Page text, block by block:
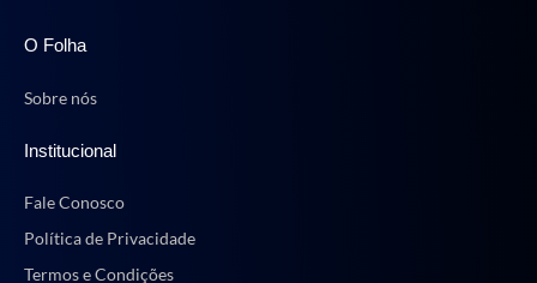
O Folha
Sobre nós
Institucional
Fale Conosco
Política de Privacidade
Termos e Condições